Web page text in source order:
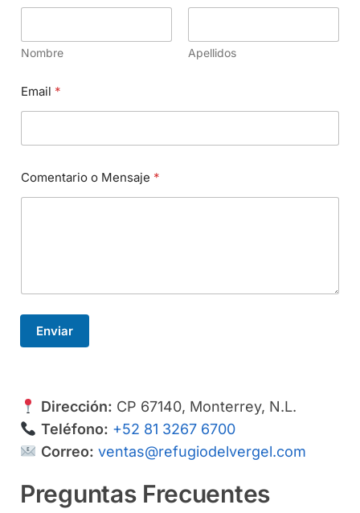
Nombre Apellidos
Email *
Comentario o Mensaje *
Enviar
Dirección: CP 67140, Monterrey, N.L.
Teléfono: +52 81 3267 6700
Correo: ventas@refugiodelvergel.com
Preguntas Frecuentes